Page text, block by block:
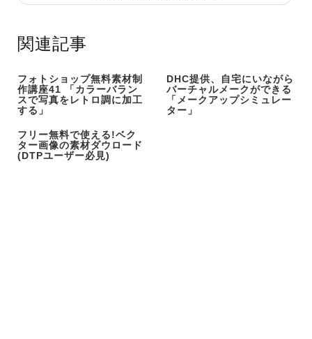
関連記事
フォトショップ無料素材制
作講座41 「カラーバラン
スで写真をレトロ調に加工
する」
DHC提供、自宅にいながら
バーチャルメークができる
「メークアップシミュレー
ター」
フリー無料で使える!ベク
ター画像の素材ダウロード
(DTPユーザー必見)